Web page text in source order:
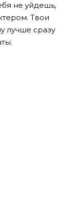
не уйдешь,
Твои
лучше сразу